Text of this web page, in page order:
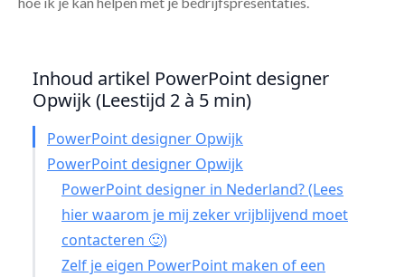
Inhoud artikel PowerPoint designer
Opwijk (Leestijd 2 à 5 min)
PowerPoint designer Opwijk
PowerPoint designer Opwijk
PowerPoint designer in Nederland? (Lees
hier waarom je mij zeker vrijblijvend moet
contacteren 🙂)
Zelf je eigen PowerPoint maken of een